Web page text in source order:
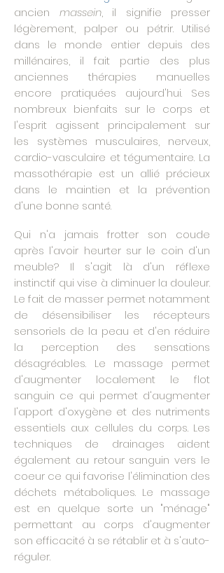
ancien massein, il signifie presser
légèrement, palper ou pétrir. Utilisé
dans le monde entier depuis des
millénaires, il fait partie des plus
anciennes thérapies manuelles
encore pratiquées aujourd'hui. Ses
nombreux bienfaits sur le corps et
l'esprit agissent principalement sur
les systèmes musculaires, nerveux,
cardio-vasculaire et tégumentaire. La
massothérapie est un allié précieux
dans le maintien et la prévention
d'une bonne santé.
Qui n'a jamais frotter son coude
après l'avoir heurter sur le coin d'un
meuble? Il s'agit là d'un réflexe
instinctif qui vise à diminuer la douleur.
Le fait de masser permet notamment
de désensibiliser les récepteurs
sensoriels de la peau et d'en réduire
la perception des sensations
désagréables. Le massage permet
d'augmenter localement le flot
sanguin ce qui permet d'augmenter
l'apport d'oxygène et des nutriments
essentiels aux cellules du corps. Les
techniques de drainages aident
également au retour sanguin vers le
coeur ce qui favorise l'élimination des
déchets métaboliques. Le massage
est en quelque sorte un "ménage"
permettant au corps d'augmenter
son efficacité à se rétablir et à s'auto-
réguler.